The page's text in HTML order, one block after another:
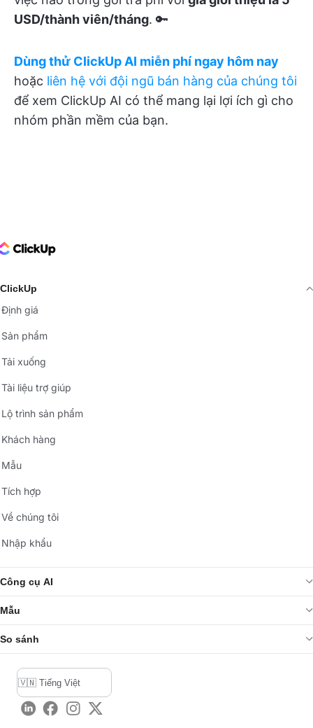
USD/thành viên/tháng. 🔑
Dùng thử ClickUp AI miễn phí ngay hôm nay
hoặc liên hệ với đội ngũ bán hàng của chúng tôi
để xem ClickUp AI có thể mang lại lợi ích gì cho
nhóm phần mềm của bạn.
Logo
ClickUp
Định giá
Sản phẩm
Tải xuống
Tài liệu trợ giúp
Lộ trình sản phẩm
Khách hàng
Mẫu
Tích hợp
Về chúng tôi
Nhập khẩu
Công cụ AI
Mẫu
So sánh
LinkedInFacebook
Instagram
Twitter